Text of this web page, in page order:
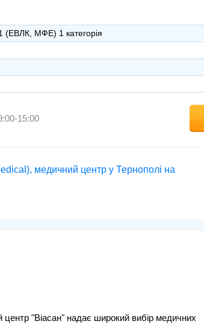
(ЕВЛК, МФЕ) 1 категорія
15:00
медичний центр у Тернополі на
центр "Віасан" надає широкий вибір медичних